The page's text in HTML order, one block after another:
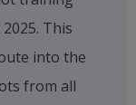
This
into the
from all